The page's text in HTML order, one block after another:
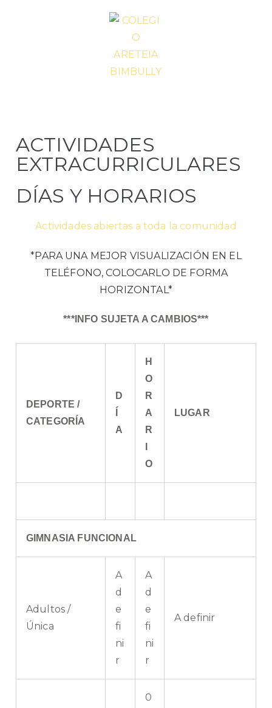
BIMBULLY
ACTIVIDADES
EXTRACURRICULARES
DÍAS Y HORARIOS
Actividades abiertas a toda la comunidad
*PARA UNA MEJOR VISUALIZACIÓN EN EL
TELÉFONO, COLOCARLO DE FORMA
HORIZONTAL*
***INFO SUJETA A CAMBIOS***
DEPORTE /
CATEGORÍA
D
A
H
O
R
A
R
O
LUGAR
GIMNASIA FUNCIONAL
Adultos /
Única
A
d
e
fi
ni
r
A
d
e
fi
ni
r
A definir
0